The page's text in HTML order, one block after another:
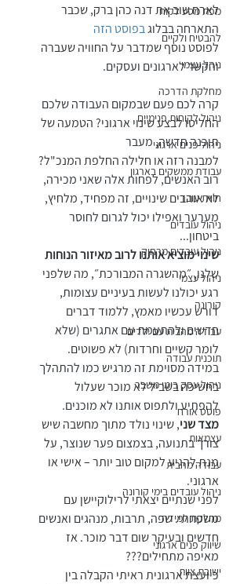
מפת מסע לקוח
להבטיח ולקיים
ניהל עצמי
מחלקת הדרכה
ניהול לקוחות פנימיים
ניהול פנים ארגוני
עבודת ממשקים בארגון
חווית עובד
ניהול עובדים
ניהול עובדים מרחוק
ניהול עצמי
קורונה
עבודה מהבית עם ילדים
תוכנית עבודה
ניהול עסק בימי משבר
פוסט אורח
עצמאות
עבודה מהבית
ניהול עובדים בימי קורונה
מחלקת למידה
שיווק פנים ארגוני
ישיבת צוות
לארח שוב את דנה כהן ברק, שכבר
התארחה בבלוג בפוסט הזה
לפוסט נוסף שמדבר על החוויה שעברה
והקשר לארגונים ועסקים.
קרה לכם פעם שבמקום העבודה שלכם
החליטו לבצע שינוי ארגוני? הטמעה של
תוכנה חדשה, מעבר
למבנה רזה או חלילה החלפת המנכ"ל?
רוב האנשים, לפחות אלה שאני מכירה,
לא אוהבים שינויים, זה מפחיד, מלחיץ,
מערער ואפילו יכול לגרום לחוסר
ביטחון...
שינוי מוציא אותנו לרוב מאיזור הנוחות
שלנו, ״מהשגרה המבורכת״, מה שלפני
רגע יכולנו לעשות בעיניים עצומות,
דורש עכשיו מאמץ, ללמוד דברים
חדשים ולהתעמת עם אתגרים (שלא
לומר קשיים וחרדות) לא פשוטים.
במידה מסוימת זה מרגיש כמו להתהלך
בחשיכה בשביל לא מוכר שעלול
להפתיע ולתפוס אותנו לא מוכנים.
מצד שני, שינוי נולד מתוך מחשבה שיש
צורך בתנועה, בצמצום פער שנוצר, על
מנת להגיע למקום טוב יותר – אישי או
ארגוני.
לפני שנתיים יצאתי לרילוקיישן עם
משפחתי. שפה, תרבות, מנהגים ואנשים
חדשים ובעיקר שום דבר מוכר. אז
מאיפה מתחילים???
כיועצת ארגונית ראיתי הקבלה בין